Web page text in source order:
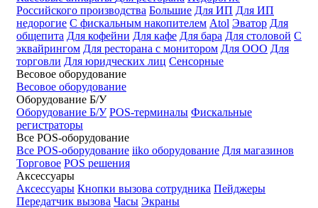
Российского производства Большие Для ИП Для ИП
недорогие С фискальным накопителем Atol Эватор Для
общепита Для кофейни Для кафе Для бара Для столовой С
эквайрингом Для ресторана с монитором Для ООО Для
торговли Для юридческих лиц Сенсорные
Весовое оборудование
Весовое оборудование
Оборудование Б/У
Оборудование Б/У POS-терминалы Фискальные
регистраторы
Все POS-оборудование
Все POS-оборудование iiko оборудование Для магазинов
Торговое POS решения
Аксессуары
Аксессуары Кнопки вызова сотрудника Пейджеры
Передатчик вызова Часы Экраны